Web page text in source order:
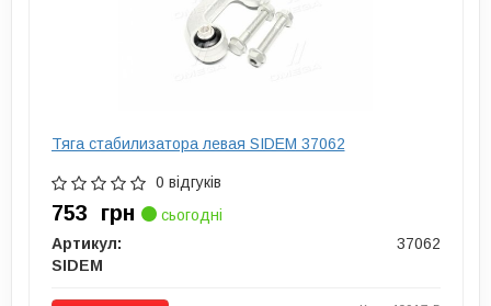
Тяга стабилизатора левая SIDEM 37062
0 відгуків
753 грн
сьогодні
Артикул:
37062
SIDEM